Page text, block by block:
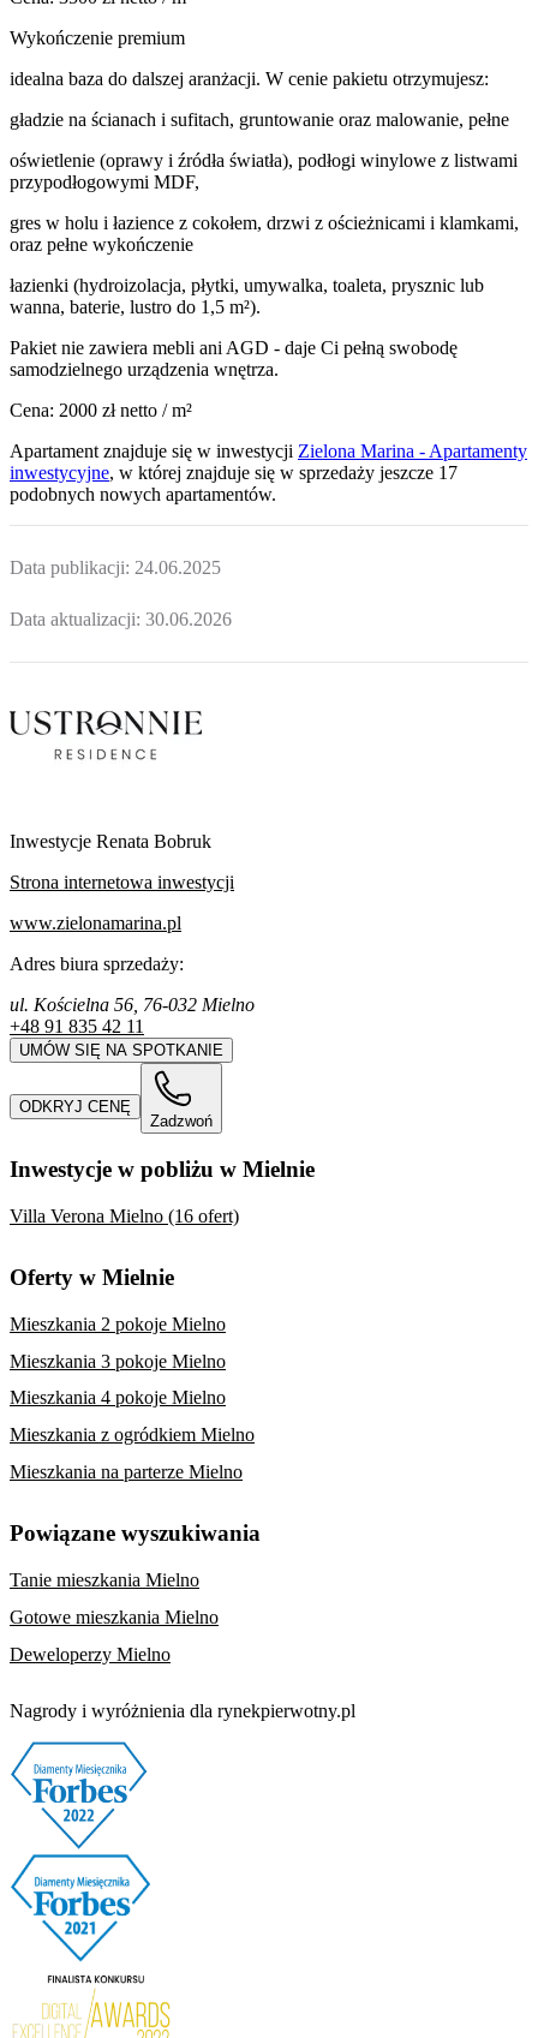
Wykończenie premium
idealna baza do dalszej aranżacji. W cenie pakietu otrzymujesz:
gładzie na ścianach i sufitach, gruntowanie oraz malowanie, pełne
oświetlenie (oprawy i źródła światła), podłogi winylowe z listwami
przypodłogowymi MDF,
gres w holu i łazience z cokołem, drzwi z ościeżnicami i klamkami,
oraz pełne wykończenie
łazienki (hydroizolacja, płytki, umywalka, toaleta, prysznic lub
wanna, baterie, lustro do 1,5 m²).
Pakiet nie zawiera mebli ani AGD - daje Ci pełną swobodę
samodzielnego urządzenia wnętrza.
Cena: 2000 zł netto / m²
Apartament znajduje się w inwestycji Zielona Marina - Apartamenty
inwestycyjne, w której znajduje się w sprzedaży jeszcze 17
podobnych nowych apartamentów.
Data publikacji: 24.06.2025
Data aktualizacji: 30.06.2026
Inwestycje Renata Bobruk
Strona internetowa inwestycji
www.zielonamarina.pl
Adres biura sprzedaży:
ul. Kościelna 56, 76-032 Mielno
+48 91 835 42 11
UMÓW SIĘ NA SPOTKANIE
ODKRYJ CENĘ
Zadzwoń
Inwestycje w pobliżu w Mielnie
Villa Verona Mielno (16 ofert)
Oferty w Mielnie
Mieszkania 2 pokoje Mielno
Mieszkania 3 pokoje Mielno
Mieszkania 4 pokoje Mielno
Mieszkania z ogródkiem Mielno
Mieszkania na parterze Mielno
Powiązane wyszukiwania
Tanie mieszkania Mielno
Gotowe mieszkania Mielno
Deweloperzy Mielno
Nagrody i wyróżnienia dla rynekpierwotny.pl